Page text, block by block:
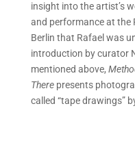
insight into the artist’s
and performance at the
Berlin that Rafael was
introduction by curator
mentioned above,
Therepresents
called “tape drawings”